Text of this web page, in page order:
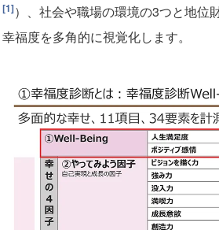
[1]）、社会や職場の環境の3つと地位
幸福度を多角的に視覚化します。